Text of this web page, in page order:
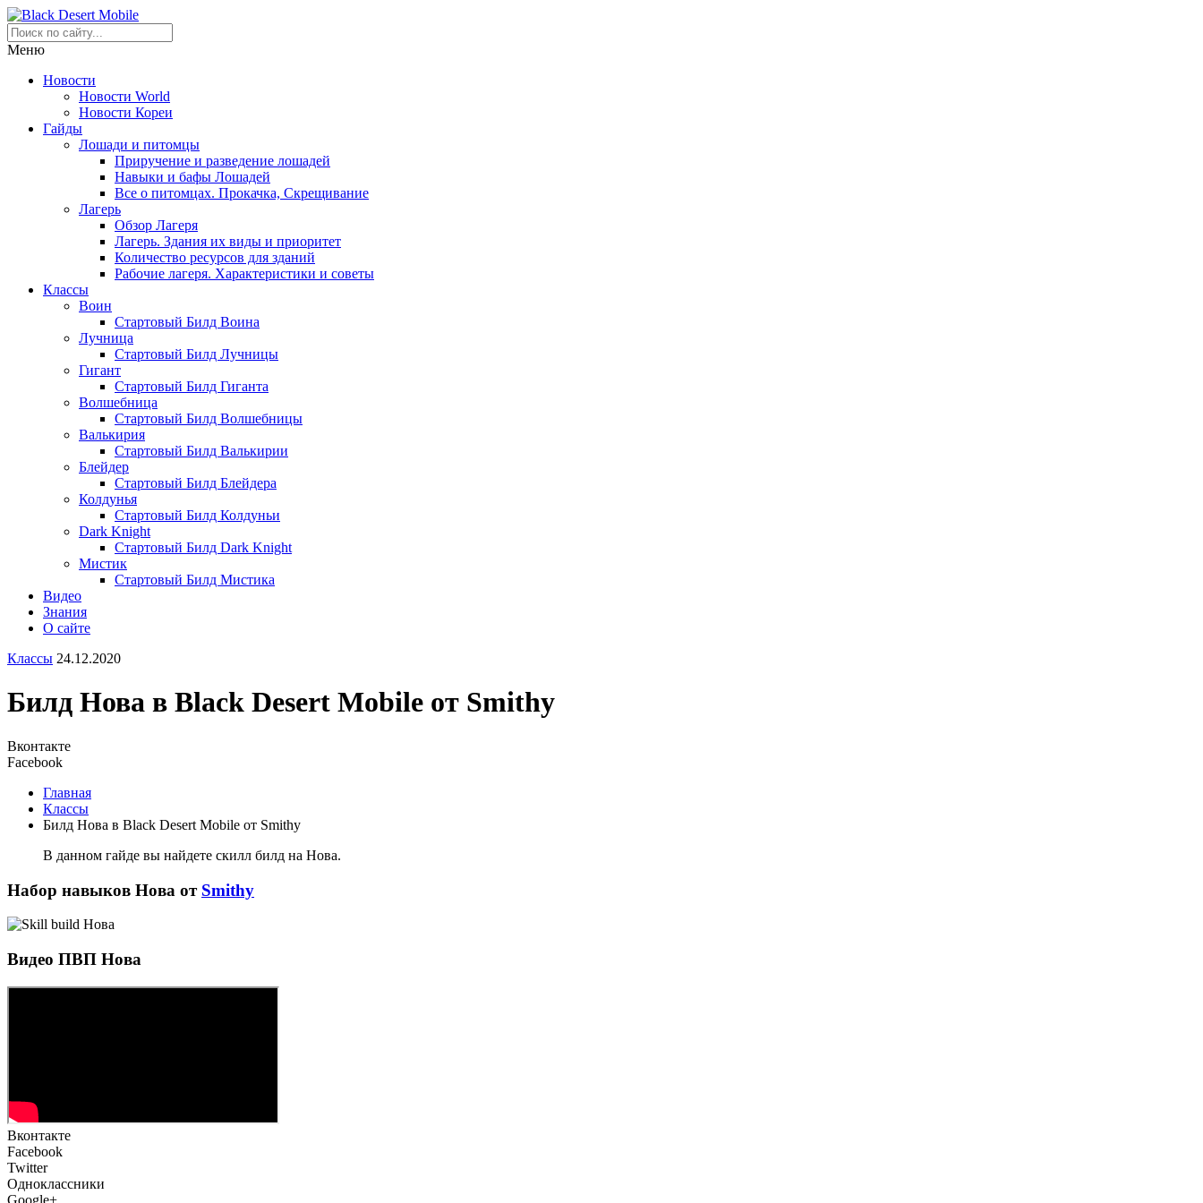
Меню
Новости
Новости World
Новости Кореи
Гайды
Лошади и питомцы
Приручение и разведение лошадей
Навыки и бафы Лошадей
Все о питомцах. Прокачка, Скрещивание
Лагерь
Обзор Лагеря
Лагерь. Здания их виды и приоритет
Количество ресурсов для зданий
Рабочие лагеря. Характеристики и советы
Классы
Воин
Стартовый Билд Воина
Лучница
Стартовый Билд Лучницы
Гигант
Стартовый Билд Гиганта
Волшебница
Стартовый Билд Волшебницы
Валькирия
Стартовый Билд Валькирии
Блейдер
Стартовый Билд Блейдера
Колдунья
Стартовый Билд Колдуньи
Dark Knight
Стартовый Билд Dark Knight
Мистик
Стартовый Билд Мистика
Видео
Знания
О сайте
Классы 24.12.2020
Билд Нова в Black Desert Mobile от Smithy
Вконтакте
Facebook
Главная
Классы
Билд Нова в Black Desert Mobile от Smithy
В данном гайде вы найдете скилл билд на Нова.
Набор навыков Нова от Smithy
Видео ПВП Нова
Вконтакте
Facebook
Twitter
Одноклассники
Google+